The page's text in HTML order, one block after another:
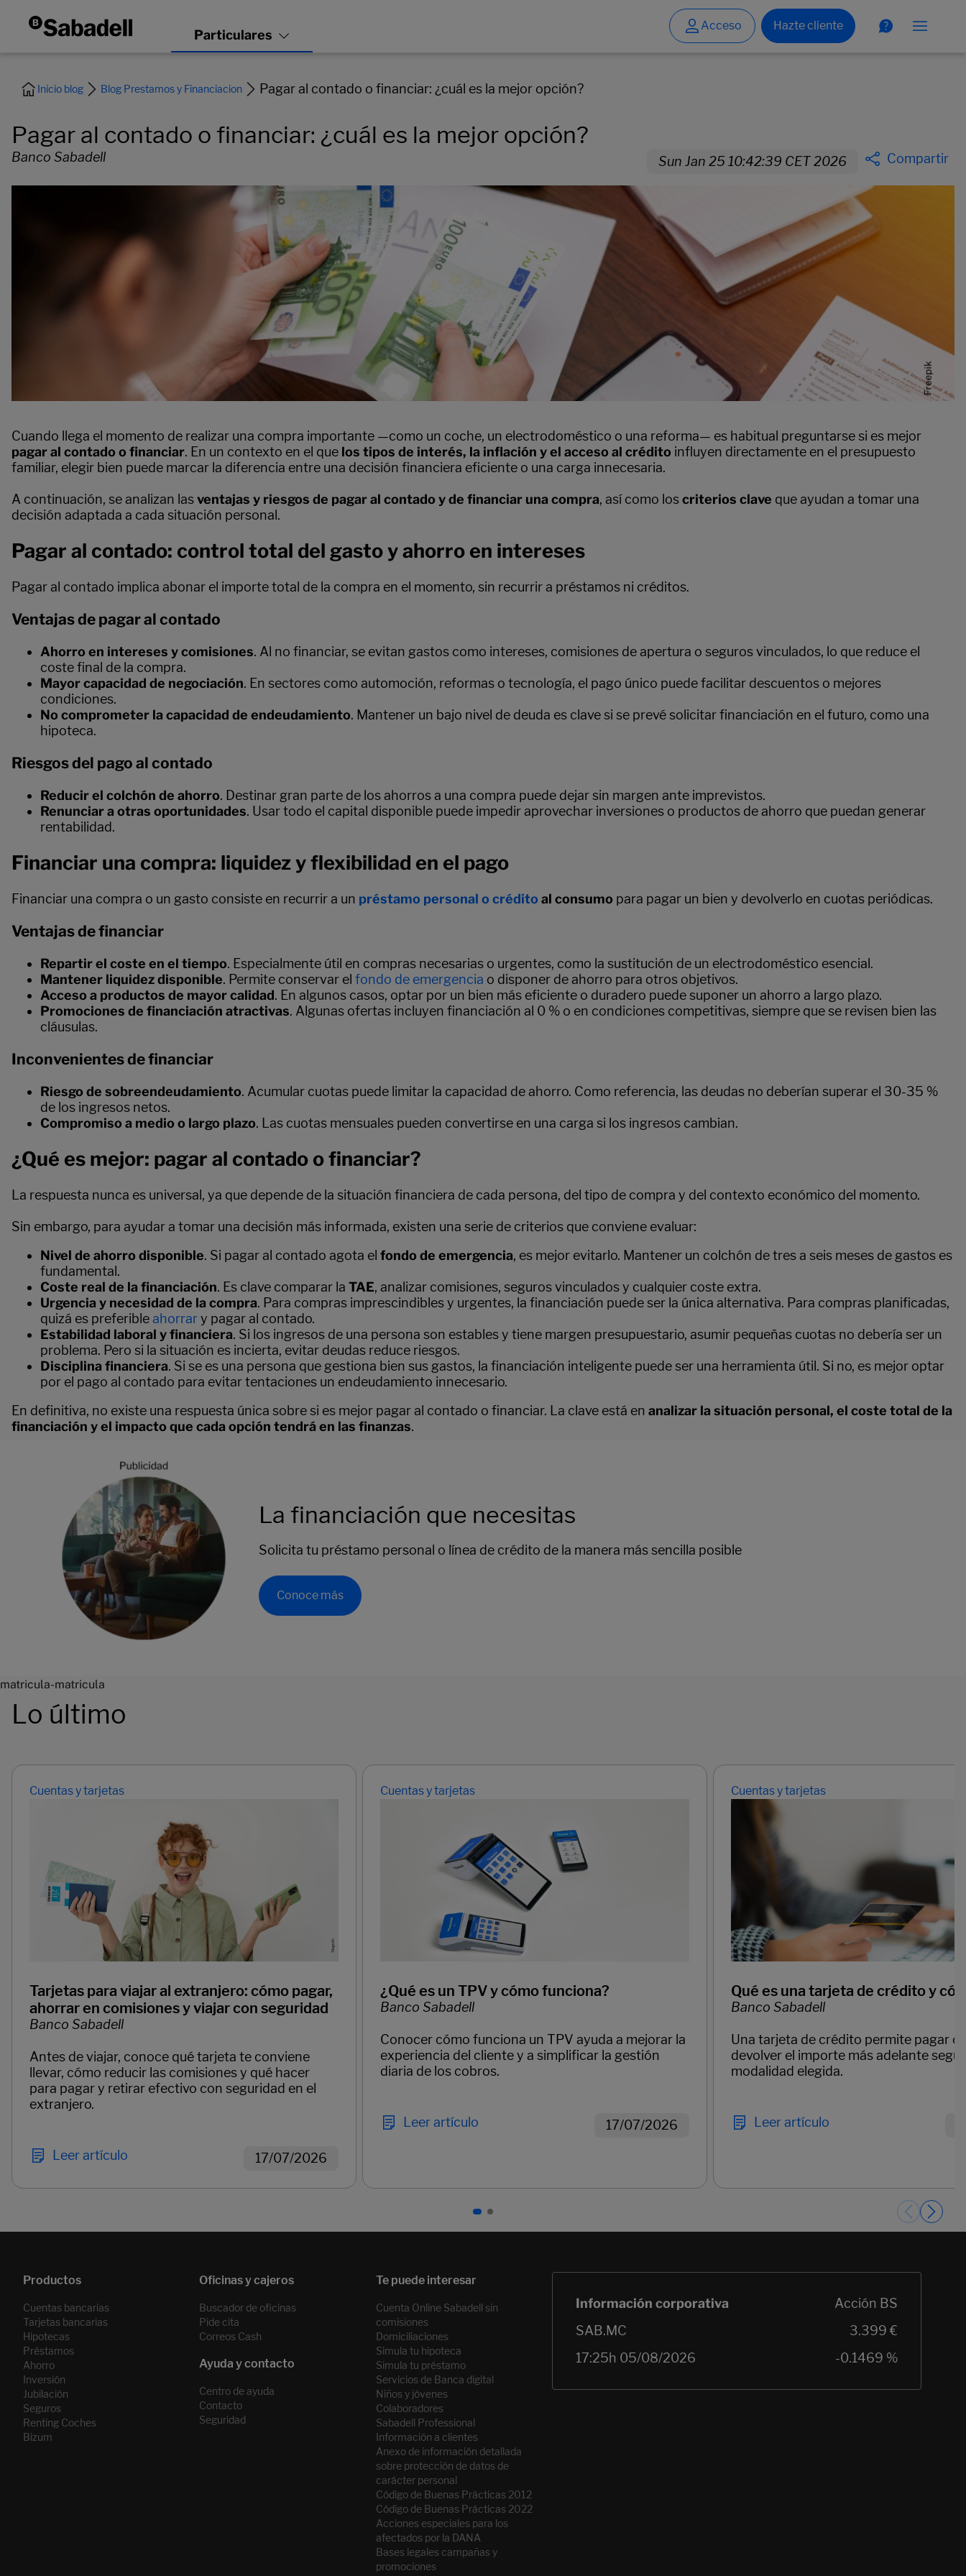
Inicio blog Blog Prestamos y Financiacion Pagar al contado o financiar: ¿cuál es la mejor opción?
Pagar al contado o financiar: ¿cuál es la mejor opción?
Banco Sabadell Sun Jan 25 10:42:39 CET 2026 Compartir
Cuando llega el momento de realizar una compra importante —como un coche, un electrodoméstico o una reforma— es habitual preguntarse si es mejor
pagar al contado o financiar. En un contexto en el que los tipos de interés, la inflación y el acceso al crédito influyen directamente en el presupuesto
familiar, elegir bien puede marcar la diferencia entre una decisión financiera eficiente o una carga innecesaria.
A continuación, se analizan lasventajas y riesgos de pagar al contado y de financiar una compra, así como loscriterios clave que ayudan a tomar una
decisión adaptada a cada situación personal.
Pagar al contado: control total del gasto y ahorro en intereses
Pagar al contado implica abonar el importe total de la compra en el momento, sin recurrir a préstamos ni créditos.
Ventajas de pagar al contado
Ahorro en intereses y comisiones. Al no financiar, se evitan gastos como intereses, comisiones de apertura o seguros vinculados, lo que reduce el
coste final de la compra.
Mayor capacidad de negociación. En sectores como automoción, reformas o tecnología, el pago único puede facilitar descuentos o mejores
condiciones.
No comprometer la capacidad de endeudamiento. Mantener un bajo nivel de deuda es clave si se prevé solicitar financiación en el futuro, como una
hipoteca.
Riesgos del pago al contado
Reducir el colchón de ahorro. Destinar gran parte de los ahorros a una compra puede dejar sin margen ante imprevistos.
Renunciar a otras oportunidades. Usar todo el capital disponible puede impedir aprovechar inversiones o productos de ahorro que puedan generar
rentabilidad.
Financiar una compra: liquidez y flexibilidad en el pago
Financiar una compra o un gasto consiste en recurrir a un préstamo personal o crédito al consumo para pagar un bien y devolverlo en cuotas periódicas.
Ventajas de financiar
Repartir el coste en el tiempo. Especialmente útil en compras necesarias o urgentes, como la sustitución de un electrodoméstico esencial.
Mantener liquidez disponible. Permite conservar el fondo de emergencia o disponer de ahorro para otros objetivos.
Acceso a productos de mayor calidad. En algunos casos, optar por un bien más eficiente o duradero puede suponer un ahorro a largo plazo.
Promociones de financiación atractivas. Algunas ofertas incluyen financiación al 0 % o en condiciones competitivas, siempre que se revisen bien las
cláusulas.
Inconvenientes de financiar
Riesgo de sobreendeudamiento. Acumular cuotas puede limitar la capacidad de ahorro. Como referencia, las deudas no deberían superar el 30-35 %
de los ingresos netos.
Compromiso a medio o largo plazo. Las cuotas mensuales pueden convertirse en una carga si los ingresos cambian.
¿Qué es mejor: pagar al contado o financiar?
La respuesta nunca es universal, ya que depende de la situación financiera de cada persona, del tipo de compra y del contexto económico del momento.
Sin embargo, para ayudar a tomar una decisión más informada, existen una serie de criterios que conviene evaluar:
Nivel de ahorro disponible. Si pagar al contado agota el fondo de emergencia, es mejor evitarlo. Mantener un colchón de tres a seis meses de gastos es
fundamental.
Coste real de la financiación. Es clave comparar la TAE, analizar comisiones, seguros vinculados y cualquier coste extra.
Urgencia y necesidad de la compra. Para compras imprescindibles y urgentes, la financiación puede ser la única alternativa. Para compras planificadas,
quizá es preferibleahorrary pagar al contado.
Estabilidad laboral y financiera. Si los ingresos de una persona son estables y tiene margen presupuestario, asumir pequeñas cuotas no debería ser un
problema. Pero si la situación es incierta, evitar deudas reduce riesgos.
Disciplina financiera. Si se es una persona que gestiona bien sus gastos, la financiación inteligente puede ser una herramienta útil. Si no, es mejor optar
por el pago al contado para evitar tentaciones un endeudamiento innecesario.
En definitiva, no existe una respuesta única sobre si es mejor pagar al contado o financiar. La clave está en analizar la situación personal, el coste total de la
financiación y el impacto que cada opción tendrá en las finanzas.
La financiación que necesitas
Solicita tu préstamo personal o línea de crédito de la manera más sencilla posible
Conoce más
matricula-matricula
Lo último
Cuentas y tarjetas
Tarjetas para viajar al extranjero: cómo pagar,
ahorrar en comisiones y viajar con seguridad
Banco Sabadell
Antes de viajar, conoce qué tarjeta te conviene
llevar, cómo reducir las comisiones y qué hacer
para pagar y retirar efectivo con seguridad en el
extranjero.
Leer artículo 17/07/2026
Cuentas y tarjetas
¿Qué es un TPV y cómo funciona?
Banco Sabadell
Conocer cómo funciona un TPV ayuda a mejorar la
experiencia del cliente y a simplificar la gestión
diaria de los cobros.
Leer artículo 17/07/2026
Cuentas y tarjetas
Qué es una tarjeta de crédito y
Banco Sabadell
Una tarjeta de crédito permite pagar
devolver el importe más adelante
modalidad elegida.
Leer artículo
Cuentas bancarias
Tarjetas bancarias
Hipotecas
Préstamos
Ahorro
Inversión
Jubilación
Seguros
Renting Coches
Bizum
Buscador de oficinas
Pide cita
Correos Cash
Centro de ayuda
Contacto
Seguridad
Cuenta Online Sabadell sin
comisiones
Domiciliaciones
Simula tu hipoteca
Simula tu préstamo
Servicios de Banca digital
Niños y jóvenes
Colaboradores
Sabadell Professional
Información a clientes
Anexo de información detallada
sobre protección de datos de
carácter personal
Código de Buenas Prácticas 2012
Código de Buenas Prácticas 2022
Acciones especiales para los
afectados por la DANA
Bases legales campañas y
promociones